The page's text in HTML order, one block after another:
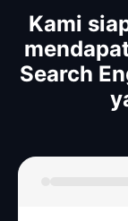
Kami
Search